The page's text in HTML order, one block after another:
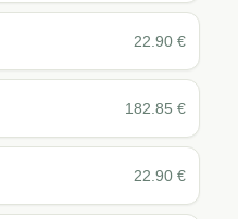
22.90 €
182.85 €
22.90 €